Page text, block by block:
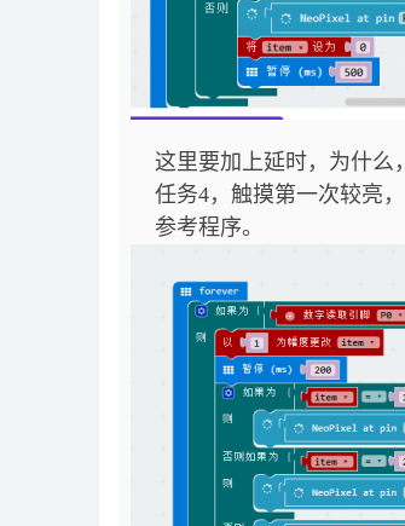
这里要加上延时，为什么
任务4， 触摸第一次较亮
参考程序。